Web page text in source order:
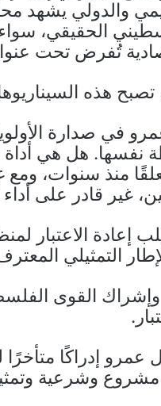
والدولي يشهد
الحقيقي،
تُفرض تحت
هذه
في صدارة
هل هي أداة
منذ سنوات، ومع
غير قادر على أداء
الاعتبار
التمثيلي
القوى
إدراكًا
وشرعية